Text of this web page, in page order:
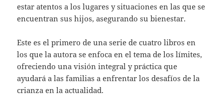
estar atentos a los lugares y situaciones en las que se
encuentran sus hijos, asegurando su bienestar.
Este es el primero de una serie de cuatro libros en
los que la autora se enfoca en el tema de los límites,
ofreciendo una visión integral y práctica que
ayudará a las familias a enfrentar los desafíos de la
crianza en la actualidad.